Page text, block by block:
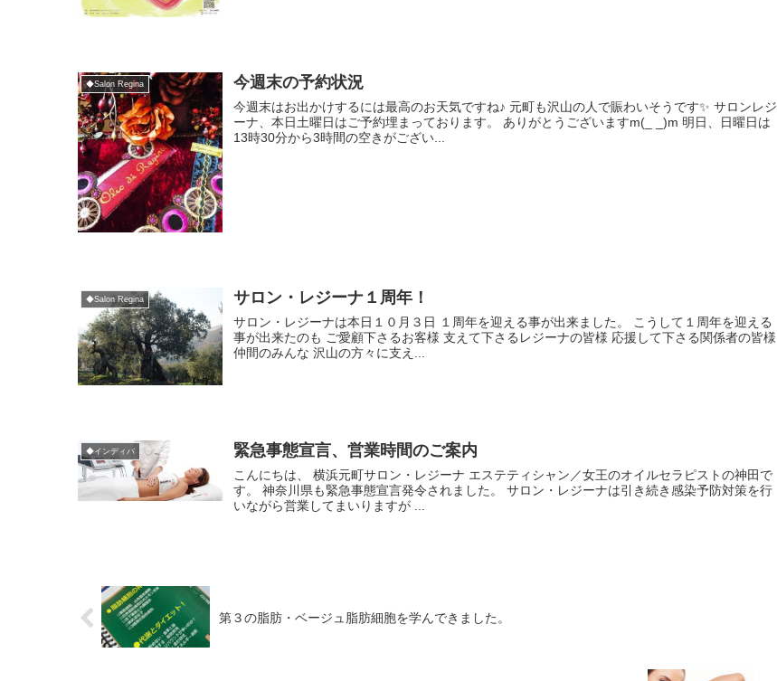
◆Salon Regina 今週末の予約状況
今週末はお出かけするには最高のお天気ですね♪ 元町も沢山の人で賑わいそうです✨ サロンレジ
ーナ、本日土曜日はご予約埋まっております。 ありがとうございますm(_ _)m 明日、日曜日は
13時30分から3時間の空きがござい...
◆Salon Regina サロン・レジーナ１周年！
サロン・レジーナは本日１０月３日 １周年を迎える事が出来ました。 こうして１周年を迎える
事が出来たのも ご愛顧下さるお客様 支えて下さるレジーナの皆様 応援して下さる関係者の皆様
仲間のみんな 沢山の方々に支え...
◆インディバ 緊急事態宣言、営業時間のご案内
こんにちは、 横浜元町サロン・レジーナ エステティシャン／女王のオイルセラピストの神田で
す。 神奈川県も緊急事態宣言発令されました。 サロン・レジーナは引き続き感染予防対策を行
いながら営業してまいりますが ...
第３の脂肪・ベージュ脂肪細胞を学んできました。